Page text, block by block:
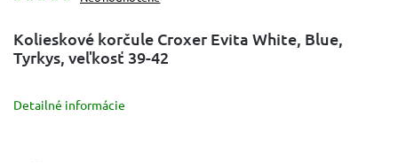
Kolieskové korčule Croxer Evita White, Blue,
Tyrkys, veľkosť 39-42
Detailné informácie